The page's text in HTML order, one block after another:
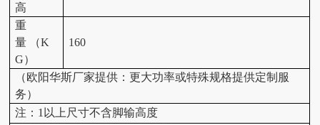
高
重
量 （K
G）
160
（欧阳华斯厂家提供：更大功率或特殊规格提供定制服
务）
注：1以上尺寸不含脚输高度